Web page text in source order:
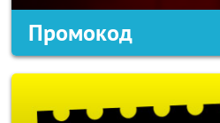
Промокод